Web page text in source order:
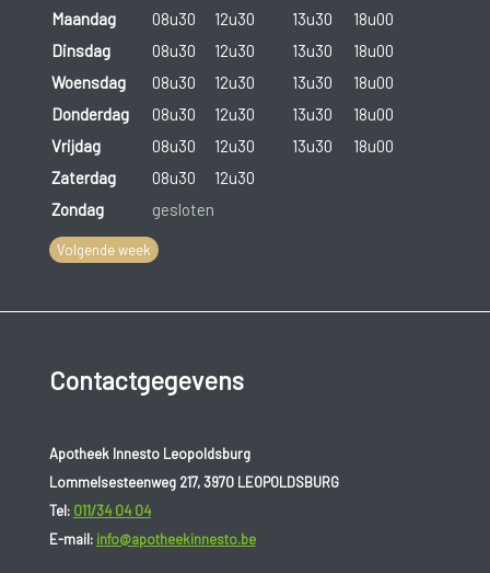
Maandag 08u30 12u30 13u30
18u00
Dinsdag
08u30 12u30 13u30
18u00
Woensdag
08u30 12u30 13u30
18u00
Donderdag
08u30 12u30 13u30
18u00
Vrijdag
08u30 12u30 13u30
18u00
Zaterdag
08u30
12u30
Zondag
gesloten
Volgende week
Contactgegevens
Apotheek Innesto Leopoldsburg
Lommelsesteenweg 217, 3970 LEOPOLDSBURG
Tel: 011/34 04 04
E-mail: info@apotheekinnesto.be